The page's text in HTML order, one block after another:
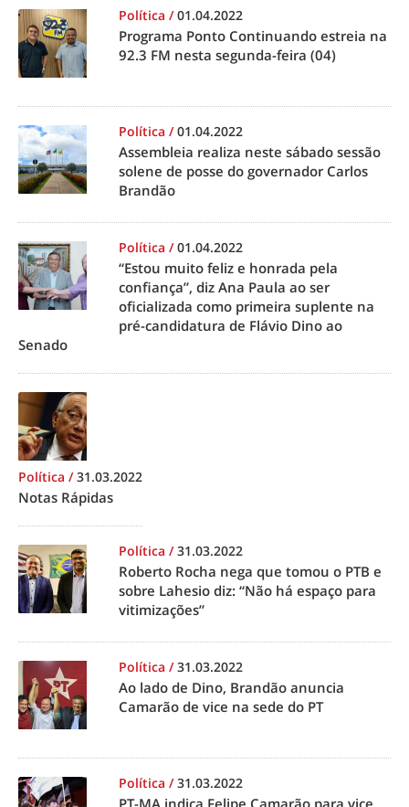
Política /01.04.2022
Programa Ponto Continuando estreia na
92.3 FM nesta segunda-feira (04)
Política /01.04.2022
Assembleia realiza neste sábado sessão
solene de posse do governador Carlos
Brandão
Política /01.04.2022
“Estou muito feliz e honrada pela
confiança”, diz Ana Paula ao ser
oficializada como primeira suplente na
pré-candidatura de Flávio Dino ao
Senado
Política /31.03.2022
Notas Rápidas
Política /31.03.2022
Roberto Rocha nega que tomou o PTB e
sobre Lahesio diz: “Não há espaço para
vitimizações”
Política /31.03.2022
Ao lado de Dino, Brandão anuncia
Camarão de vice na sede do PT
Política /31.03.2022
PT-MA indica Felipe Camarão para vice